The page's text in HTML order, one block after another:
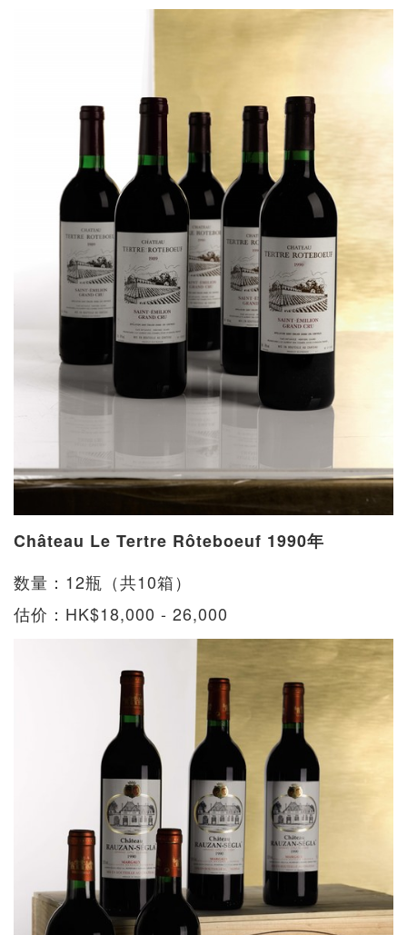
Château Le Tertre Rôteboeuf 1990年
数量：12瓶（共10箱）
估价：HK$18,000 - 26,000